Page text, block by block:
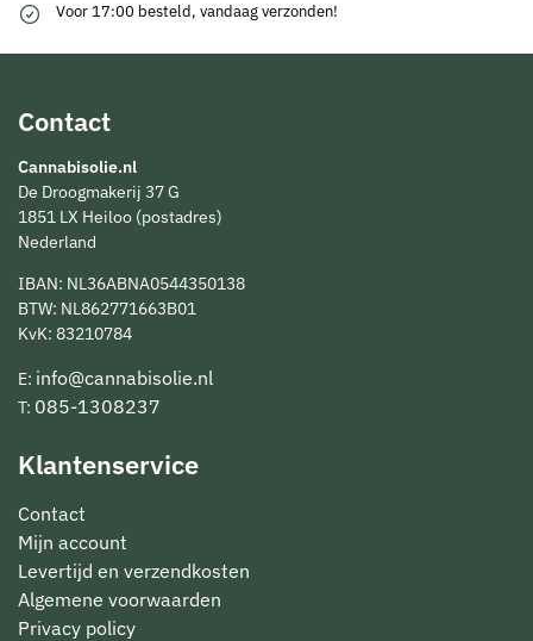
Voor 17:00 besteld, vandaag verzonden!
Contact
Cannabisolie.nl
De Droogmakerij 37 G
1851 LX Heiloo (postadres)
Nederland
IBAN: NL36ABNA0544350138
BTW: NL862771663B01
KvK: 83210784
E: info@cannabisolie.nl
T: 085-1308237
Klantenservice
Contact
Mijn account
Levertijd en verzendkosten
Algemene voorwaarden
Privacy policy